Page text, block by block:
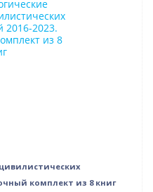
комплект из 8 книг